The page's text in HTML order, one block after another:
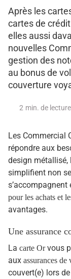
Après les
cartes de
elles aussi
nouvelles
gestion des
au bonus de
couverture
min. de
Les Commercial
répondre aux
design métallisé,
simplifient non
s’accompagnent
pour les achats et
avantages.
Une assurance
La carte Orvous
aux assurances de
couvert(e) lors